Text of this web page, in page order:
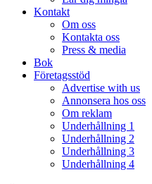
Kontakt
Om oss
Kontakta oss
Press & media
Bok
Företagsstöd
Advertise with us
Annonsera hos oss
Om reklam
Underhållning 1
Underhållning 2
Underhållning 3
Underhållning 4